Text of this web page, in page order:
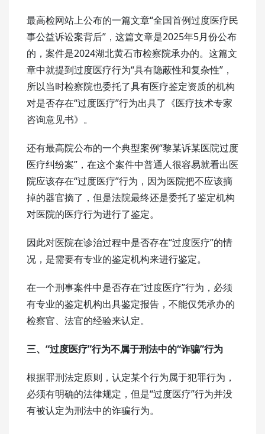
最高检网站上公布的一篇文章“全国首例过度医疗民
事公益诉讼案背后”，这篇文章是2025年5月份公布
的，案件是2024湖北黄石市检察院承办的。这篇文
章中就提到过度医疗行为“具有隐蔽性和复杂性”，
所以当时检察院也委托了具有医疗鉴定资质的机构
对是否存在“过度医疗”行为出具了《医疗技术专家
咨询意见书》。
还有最高院公布的一个典型案例“黎某诉某医院过度
医疗纠纷案”，在这个案件中普通人很容易就看出医
院应该存在“过度医疗”行为，因为医院把不应该摘
掉的器官摘了，但是法院最终还是委托了鉴定机构
对医院的医疗行为进行了鉴定。
因此对医院在诊治过程中是否存在“过度医疗”的情
况，是需要有专业的鉴定机构来进行鉴定。
在一个刑事案件中是否存在“过度医疗”行为，必须
有专业的鉴定机构出具鉴定报告，不能仅凭承办的
检察官、法官的经验来认定。
三、“过度医疗”行为不属于刑法中的“诈骗”行为
根据罪刑法定原则，认定某个行为属于犯罪行为，
必须有明确的法律规定，但是“过度医疗”行为并没
有被认定为刑法中的诈骗行为。